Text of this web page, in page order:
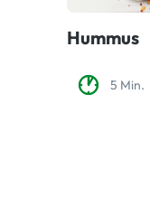
Hummus
5 Min.